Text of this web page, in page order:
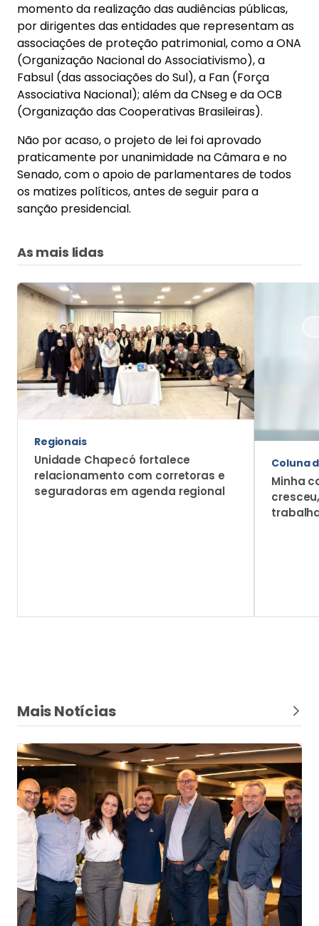
momento da realização das audiências públicas,
por dirigentes das entidades que representam as
associações de proteção patrimonial, como a ONA
(Organização Nacional do Associativismo), a
Fabsul (das associações do Sul), a Fan (Força
Associativa Nacional); além da CNseg e da OCB
(Organização das Cooperativas Brasileiras).
Não por acaso, o projeto de lei foi aprovado
praticamente por unanimidade na Câmara e no
Senado, com o apoio de parlamentares de todos
os matizes políticos, antes de seguir para a
sanção presidencial.
As mais lidas
Regionais
Unidade Chapecó fortalece
relacionamento com corretoras e
seguradoras em agenda regional
Coluna
Minha
Mais Notícias